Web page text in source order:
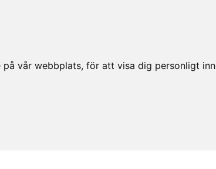
vår webbplats, för att visa dig personligt